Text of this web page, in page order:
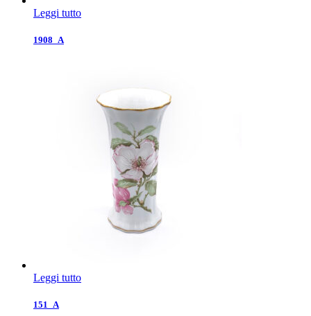
Leggi tutto
1908_A
Leggi tutto
151_A